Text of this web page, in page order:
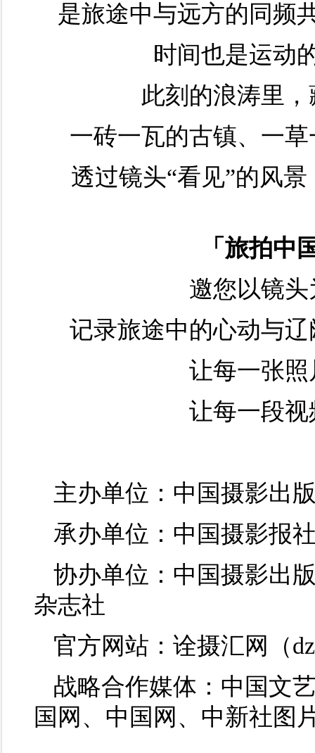
是旅途中与远方的同频
时间也是运动
此刻的浪涛里
一砖一瓦的古镇、一
透过镜头“看见”的风
「旅拍中
邀您以镜
记录旅途中的心动与
让每一张
让每一段
主办单位：中国摄影出
承办单位：中国摄影报
协办单位：中国摄影出
杂志社
官方网站：诠摄汇网（
战略合作媒体：中国文
国网、中国网、中新社图